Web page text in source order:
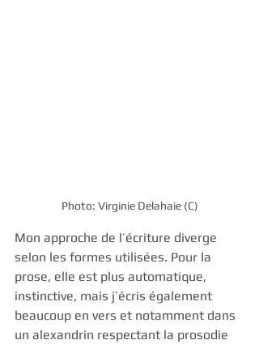
Photo: Virginie Delahaie (C)
Mon approche de l’écriture diverge
selon les formes utilisées. Pour la
prose, elle est plus automatique,
instinctive, mais j’écris également
beaucoup en vers et notamment dans
un alexandrin respectant la prosodie